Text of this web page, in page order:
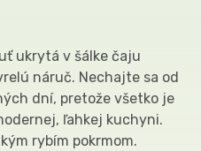
ukrytá v šálke čaju
náruč. Nechajte sa od
dní, pretože všetko je
ľahkej kuchyni.
rybím pokrmom.